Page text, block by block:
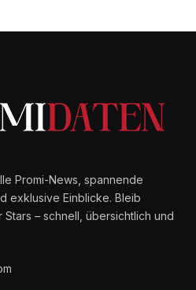
Promi-News, spannende
exklusive Einblicke. Bleib
– schnell, übersichtlich und